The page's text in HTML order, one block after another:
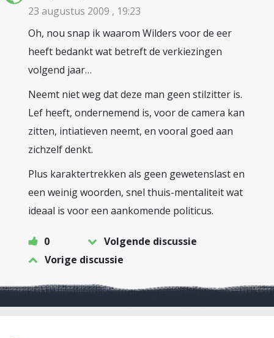
23 augustus 2009 , 19:23
Oh, nou snap ik waarom Wilders voor de eer
heeft bedankt wat betreft de verkiezingen
volgend jaar…
Neemt niet weg dat deze man geen stilzitter is.
Lef heeft, ondernemend is, voor de camera kan
zitten, intiatieven neemt, en vooral goed aan
zichzelf denkt.
Plus karaktertrekken als geen gewetenslast en
een weinig woorden, snel thuis-mentaliteit wat
ideaal is voor een aankomende politicus.
0
Volgende discussie
Vorige discussie